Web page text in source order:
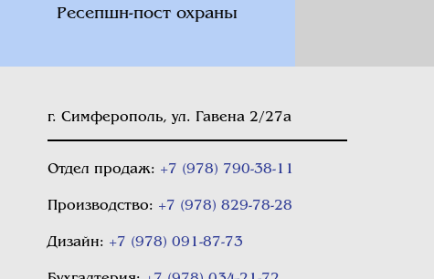
Ресепшн-пост охраны
г. Симферополь, ул. Гавена 2/27а
Отдел продаж: +7 (978) 790-38-11
Производство: +7 (978) 829-78-28
Дизайн: +7 (978) 091-87-73